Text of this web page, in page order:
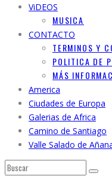
ViDEOS
MUSICA
CONTACTO
TERMINOS Y
POLITICA DE
MÁS
America
Ciudades de Europa
Galerias de Africa
Camino de Santiago
Valle Salado de